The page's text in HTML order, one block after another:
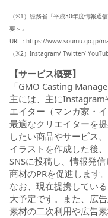
（※1）総務省『平成30年度情報通
要＞』
URL： https://www.soumu.go.jp/
（※2）Instagram/ Twitter/
【サービス概要】
「GMO Casting
主には、主にInstagram
エイター（マンガ家・
最適なクリエイターを
したい商品やサービス
イラストを作成した後
SNSに投稿し、情報発
商材のPRを促進します。
なお、現在提携してい
大予定です。また、広
素材の二次利用や広告